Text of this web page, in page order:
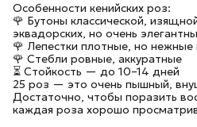
Особенности кенийских роз:
🌹 Бутоны классической,
эквадорских, но очень
🌹 Лепестки плотные, но
🌹 Стебли ровные, аккуратные
⏳ Стойкость — до 10–14 дней
25 роз — это очень пышный,
Достаточно, чтобы поразить
каждая роза хорошо